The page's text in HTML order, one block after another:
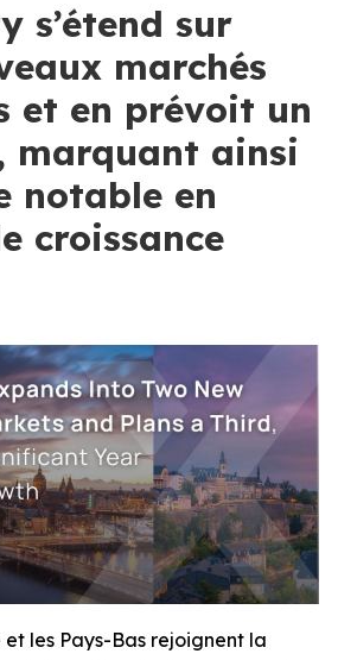
s’étend sur
marchés
et en prévoit un
marquant ainsi
notable en
croissance
et les Pays-Bas rejoignent la